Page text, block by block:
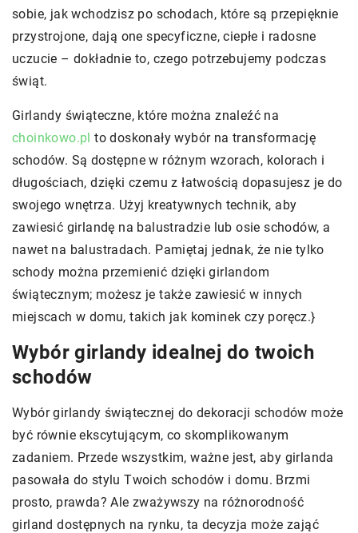
sobie, jak wchodzisz po schodach, które są przepięknie
przystrojone, dają one specyficzne, ciepłe i radosne
uczucie – dokładnie to, czego potrzebujemy podczas
świąt.
Girlandy świąteczne, które można znaleźć na
choinkowo.pl to doskonały wybór na transformację
schodów. Są dostępne w różnym wzorach, kolorach i
długościach, dzięki czemu z łatwością dopasujesz je do
swojego wnętrza. Użyj kreatywnych technik, aby
zawiesić girlandę na balustradzie lub osie schodów, a
nawet na balustradach. Pamiętaj jednak, że nie tylko
schody można przemienić dzięki girlandom
świątecznym; możesz je także zawiesić w innych
miejscach w domu, takich jak kominek czy poręcz.}
Wybór girlandy idealnej do twoich
schodów
Wybór girlandy świątecznej do dekoracji schodów może
być równie ekscytującym, co skomplikowanym
zadaniem. Przede wszystkim, ważne jest, aby girlanda
pasowała do stylu Twoich schodów i domu. Brzmi
prosto, prawda? Ale zważywszy na różnorodność
girland dostępnych na rynku, ta decyzja może zająć